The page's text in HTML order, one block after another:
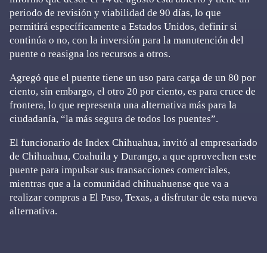
periodo de revisión y viabilidad de 90 días, lo que
permitirá específicamente a Estados Unidos, definir si
continúa o no, con la inversión para la manutención del
puente o reasigna los recursos a otros.
Agregó que el puente tiene un uso para carga de un 80 por
ciento, sin embargo, el otro 20 por ciento, es para cruce de
frontera, lo que representa una alternativa más para la
ciudadanía, “la más segura de todos los puentes”.
El funcionario de Index Chihuahua, invitó al empresariado
de Chihuahua, Coahuila y Durango, a que aprovechen este
puente para impulsar sus transacciones comerciales,
mientras que a la comunidad chihuahuense que va a
realizar compras a El Paso, Texas, a disfrutar de esta nueva
alternativa.